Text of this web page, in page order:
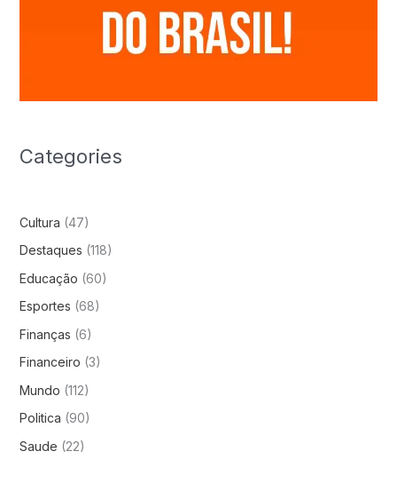
Categories
Cultura (47)
Destaques (118)
Educação (60)
Esportes (68)
Finanças (6)
Financeiro (3)
Mundo (112)
Politica (90)
Saude (22)